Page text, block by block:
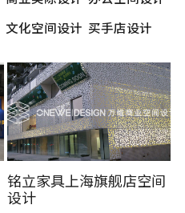
文化空间设计 买手店设计
铭立家具上海旗舰店空间
设计